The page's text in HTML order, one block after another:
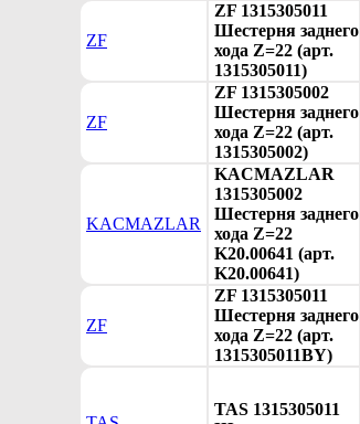
ZF
ZF 1315305011
Шестерня заднего
хода Z=22 (арт.
1315305011)
ZF
ZF 1315305002
Шестерня заднего
хода Z=22 (арт.
1315305002)
KACMAZLAR
KACMAZLAR
1315305002
Шестерня заднего
хода Z=22
K20.00641 (арт.
K20.00641)
ZF
ZF 1315305011
Шестерня заднего
хода Z=22 (арт.
1315305011BY)
TAS 1315305011